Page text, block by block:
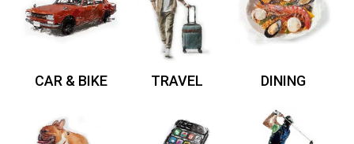
CAR & BIKE TRAVEL DINING